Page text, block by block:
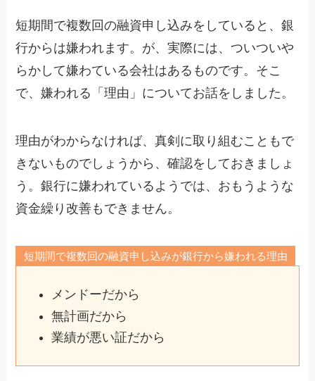
短期間で複数回の融資申し込みをしていると、銀
行からは嫌われます。が、実際には、ついついや
らかして嫌わている会社はあるものです。そこ
で、嫌われる「理由」についてお話をしました。
理由がわからなければ、真剣に取り組むこともで
きないものでしょうから、確認をしておきましょ
う。銀行に嫌われているようでは、おもうような
資金繰り改善もできません。
短期間で複数回の融資申し込みが銀行から嫌われる理由
メンドーだから
無計画だから
業績が悪い証だから